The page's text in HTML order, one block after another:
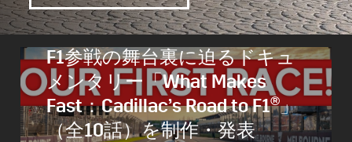
F1参戦の舞台裏に迫るドキュ
メンタリー「What Makes
Fast：Cadillac’s Road to F1®」
（全10話）を制作・発表